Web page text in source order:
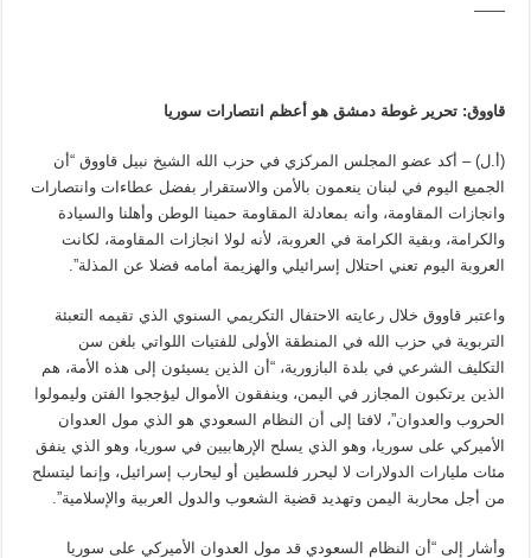
——
قاووق: تحرير غوطة دمشق هو أعظم انتصارات سوريا
(أ.ل) – أكد عضو المجلس المركزي في حزب الله الشيخ نبيل قاووق “أن
الجميع اليوم في لبنان ينعمون بالأمن والاستقرار بفضل عطاءات وانتصارات
وانجازات المقاومة، وأنه بمعادلة المقاومة حمينا الوطن وأهلنا والسيادة
والكرامة، وبقية الكرامة في العروبة، لأنه لولا انجازات المقاومة، لكانت
العروبة اليوم تعني احتلال إسرائيلي والهزيمة أمامه فضلا عن المذلة”.
واعتبر قاووق خلال رعايته الاحتفال التكريمي السنوي الذي تقيمه التعبئة
التربوية في حزب الله في المنطقة الأولى للفتيات اللواتي بلغن سن
التكليف الشرعي في بلدة البازورية، “أن الذين يسيئون إلى هذه الأمة، هم
الذين يرتكبون المجازر في اليمن، وينفقون الأموال ليؤججوا الفتن وليمولوا
الحروب والعدوان”، لافتا إلى أن النظام السعودي هو الذي مول العدوان
الأميركي على سوريا، وهو الذي يسلح الإرهابيين في سوريا، وهو الذي ينفق
مئات مليارات الدولارات لا ليحرر فلسطين أو ليحارب إسرائيل، وإنما ليتسلح
من أجل محاربة اليمن وتهديد قضية الشعوب والدول العربية والإسلامية”.
وأشار إلى “أن النظام السعودي قد مول العدوان الأميركي على سوريا